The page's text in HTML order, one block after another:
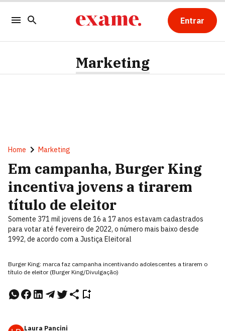
Entrar
Marketing
Home Marketing
Em campanha, Burger King
incentiva jovens a tirarem
título de eleitor
Somente 371 mil jovens de 16 a 17 anos estavam cadastrados
para votar até fevereiro de 2022, o número mais baixo desde
1992, de acordo com a Justiça Eleitoral
Burger King: marca faz campanha incentivando adolescentes a tirarem o
título de eleitor (Burger King/Divulgação)
Laura Pancini